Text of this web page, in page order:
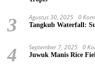
3 Agustus 30, 2025 0
Tangkub Waterfall:
4 September 7, 2025 0
Juwuk Manis Rice